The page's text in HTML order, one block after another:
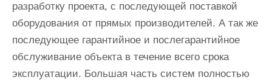
разработку проекта, с последующей поставкой
оборудования от прямых производителей. А так же
последующее гарантийное и послегарантийное
обслуживание объекта в течение всего срока
эксплуатации. Большая часть систем полностью